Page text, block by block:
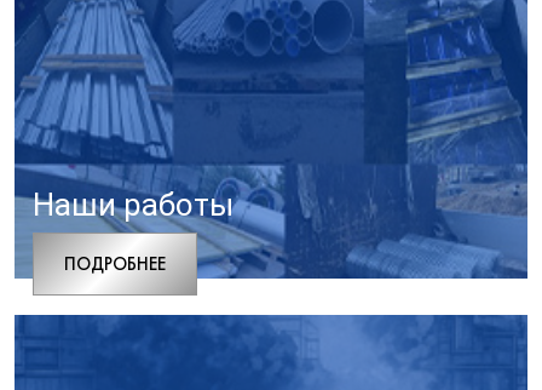
Наши работы
ПОДРОБНЕЕ